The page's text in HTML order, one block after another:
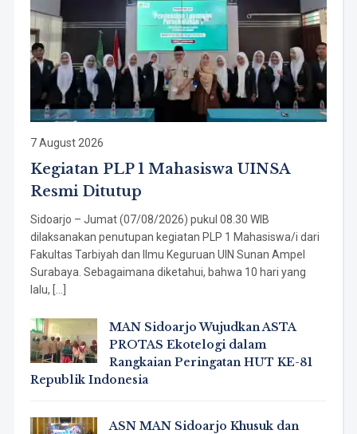
7 August 2026
Kegiatan PLP 1 Mahasiswa UINSA
Resmi Ditutup
Sidoarjo – Jumat (07/08/2026) pukul 08.30 WIB
dilaksanakan penutupan kegiatan PLP 1 Mahasiswa/i dari
Fakultas Tarbiyah dan Ilmu Keguruan UIN Sunan Ampel
Surabaya. Sebagaimana diketahui, bahwa 10 hari yang
lalu, […]
MAN Sidoarjo Wujudkan ASTA
PROTAS Ekotelogi dalam
Rangkaian Peringatan HUT KE-81
Republik Indonesia
ASN MAN Sidoarjo Khusuk dan